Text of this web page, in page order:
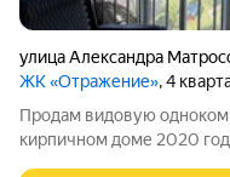
улица Александра
ЖК «Отражение», 4
Продам видовую
кирпичном доме 2020